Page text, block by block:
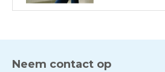
AED-
Door Marco
Neem contact op